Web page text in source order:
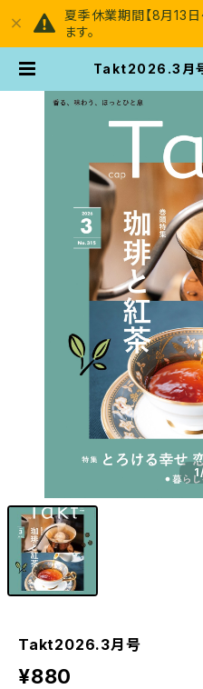
夏季休業期間【8月13
ます。
Takt2026.3月
1
Takt2026.3月号
¥880